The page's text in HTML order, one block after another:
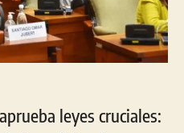
leyes cruciales: